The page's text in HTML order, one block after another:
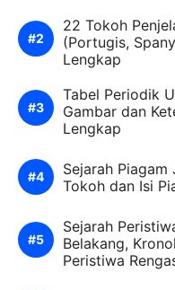
22 Tokoh
(Portugis,
Lengkap
Tabel Periodik
Gambar dan
Lengkap
Sejarah
Tokoh dan Isi
Sejarah
Belakang,
Peristiwa